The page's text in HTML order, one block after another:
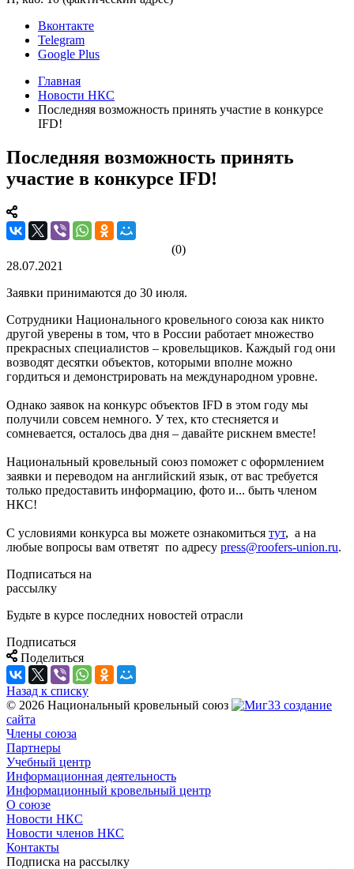
Вконтакте
Telegram
Google Plus
Главная
Новости НКС
Последняя возможность принять участие в конкурсе
IFD!
Последняя возможность принять
участие в конкурсе IFD!
(0)
28.07.2021
Заявки принимаются до 30 июля.
Сотрудники Национального кровельного союза как никто
другой уверены в том, что в России работает множество
прекрасных специалистов – кровельщиков. Каждый год они
возводят десятки объектов, которыми вполне можно
гордиться и демонстрировать на международном уровне.
Однако заявок на конкурс объектов IFD в этом году мы
получили совсем немного. У тех, кто стесняется и
сомневается, осталось два дня – давайте рискнем вместе!
Национальный кровельный союз поможет с оформлением
заявки и переводом на английский язык, от вас требуется
только предоставить информацию, фото и... быть членом
НКС!
С условиями конкурса вы можете ознакомиться тут, а на
любые вопросы вам ответят по адресу press@roofers-union.ru.
Подписаться на
рассылку
Будьте в курсе последних новостей отрасли
Подписаться
Поделиться
Назад к списку
© 2026 Национальный кровельный союз
создание
сайта
Члены союза
Партнеры
Учебный центр
Информационная деятельность
Информационный кровельный центр
О союзе
Новости НКС
Новости членов НКС
Контакты
Подписка на рассылку